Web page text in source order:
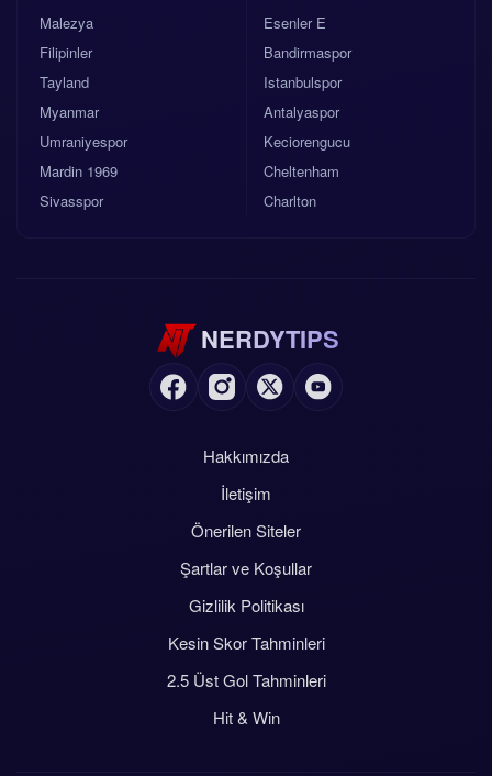
Malezya
Filipinler
Tayland
Myanmar
Umraniyespor
Mardin 1969
Sivasspor
Esenler E
Bandirmaspor
Istanbulspor
Antalyaspor
Keciorengucu
Cheltenham
Charlton
NERDYTIPS
Hakkımızda
İletişim
Önerilen Siteler
Şartlar ve Koşullar
Gizlilik Politikası
Kesin Skor Tahminleri
2.5 Üst Gol Tahminleri
Hit & Win